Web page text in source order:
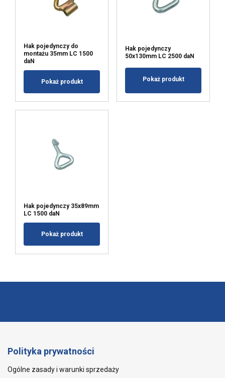
Hak pojedynczy do
montażu 35mm LC 1500
daN
Pokaż produkt
Hak pojedynczy
50x130mm LC 2500 daN
Pokaż produkt
Hak pojedynczy 35x89mm
LC 1500 daN
Pokaż produkt
Polityka prywatności
Ogólne zasady i warunki sprzedaży
AKCEPTUJ WSZYSTKIE
ODRZUĆ WSZYSTKIE
POKAŻ SZCZEGÓŁY